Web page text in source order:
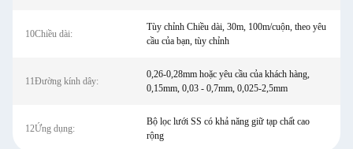
10Chiều dài:
Tùy chỉnh Chiều dài, 30m, 100m/cuộn, theo yêu
cầu của bạn, tùy chỉnh
11Đường kính dây:
0,26-0,28mm hoặc yêu cầu của khách hàng,
0,15mm, 0,03 - 0,7mm, 0,025-2,5mm
12Ứng dụng:
Bộ lọc lưới SS có khả năng giữ tạp chất cao
rộng